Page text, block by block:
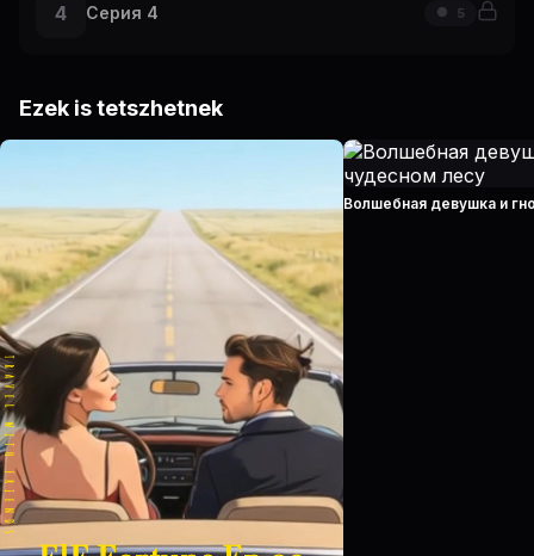
4 Серия 4 5
Ezek is tetszhetnek
Волшебная девушка и